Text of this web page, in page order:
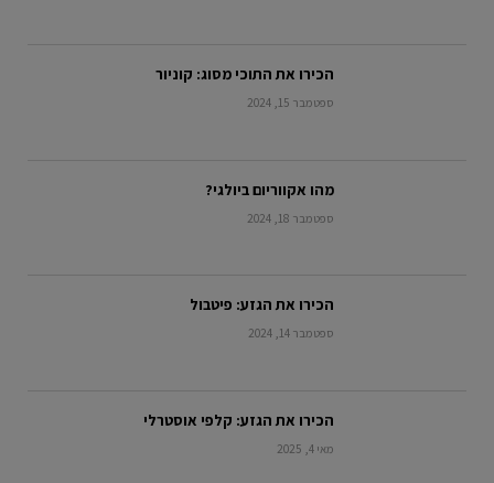
הכירו את התוכי מסוג: קוניור
ספטמבר 15, 2024
מהו אקווריום ביולגי?
ספטמבר 18, 2024
הכירו את הגזע: פיטבול
ספטמבר 14, 2024
הכירו את הגזע: קלפי אוסטרלי
מאי 4, 2025